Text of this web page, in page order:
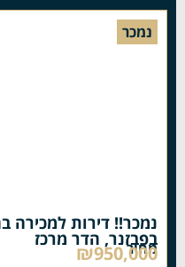
נמכר
בפבזנר, הדר מרכז
מחיר
₪950,000